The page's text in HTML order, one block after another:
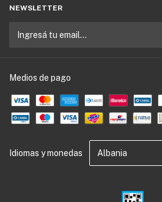
NEWSLETTER
Medios de pago
Idiomas y monedas